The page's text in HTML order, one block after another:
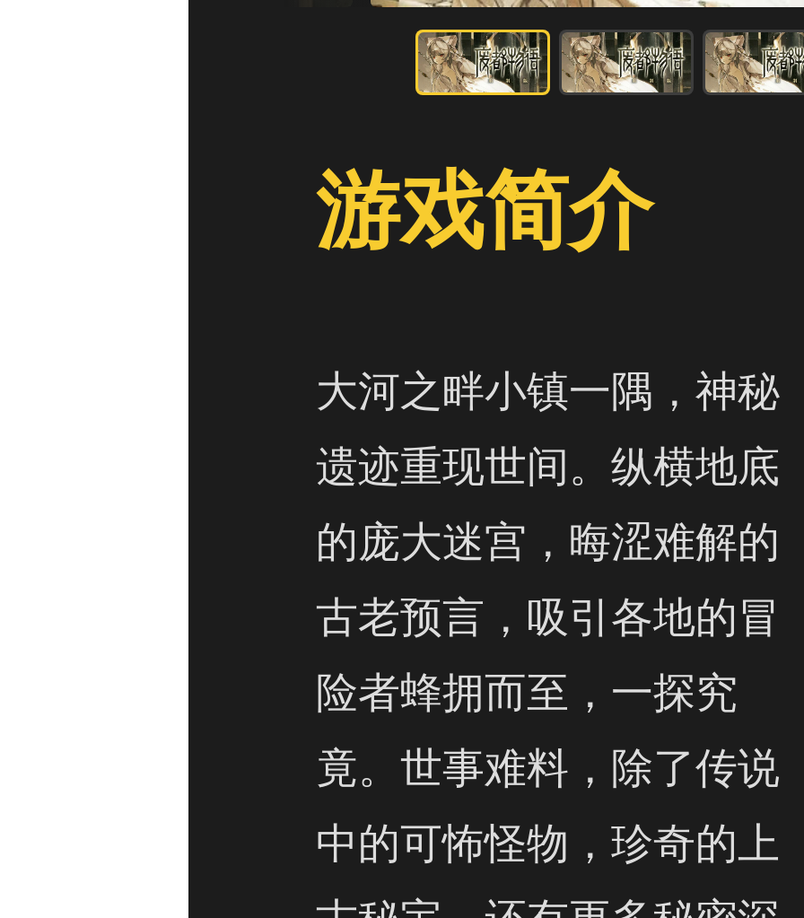
游戏简介
大河之畔小镇一隅，神秘
遗迹重现世间。纵横地底
的庞大迷宫，晦涩难解的
古老预言，吸引各地的冒
险者蜂拥而至，一探究
竟。世事难料，除了传说
中的可怖怪物，珍奇的上